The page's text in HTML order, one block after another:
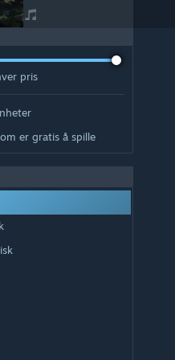
pris
er gratis å spille